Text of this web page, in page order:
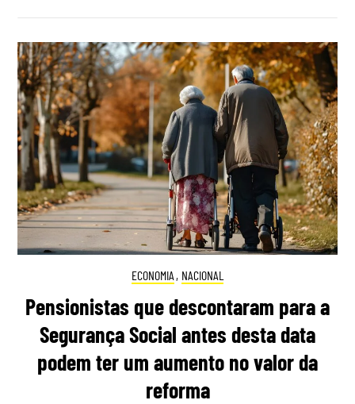
ECONOMIA , NACIONAL
Pensionistas que descontaram para a
Segurança Social antes desta data
podem ter um aumento no valor da
reforma